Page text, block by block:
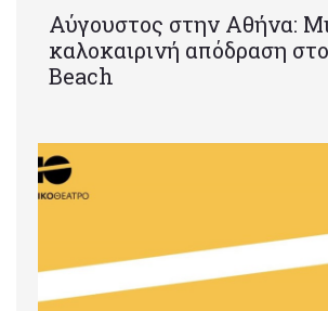
Αύγουστος στην Αθήνα:
καλοκαιρινή απόδραση
Beach